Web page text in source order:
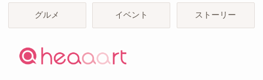
グルメ イベント ストーリー